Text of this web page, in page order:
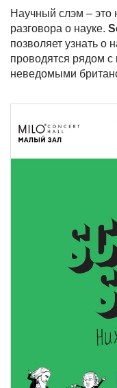
Научный слэм – это
разговора о науке.
позволяет узнать о
проводятся рядом
неведомыми